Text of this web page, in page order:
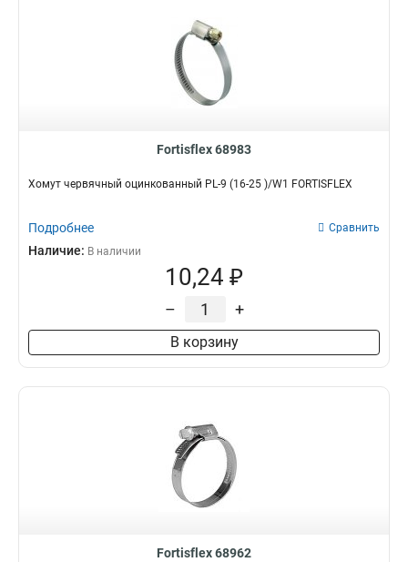
Fortisflex 68983
Хомут червячный оцинкованный PL-9 (16-25 )/W1 FORTISFLEX
Подробнее Сравнить
Наличие: В наличии
10,24 ₽
– +
В корзину
Fortisflex 68962